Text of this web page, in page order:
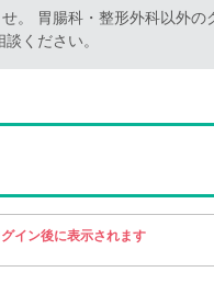
。 胃腸科・整形外科以外の
ください。
イン後に表示されます